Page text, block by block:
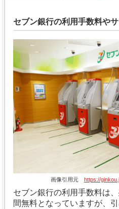
セブン銀行の利用手数料や
画像引用元 https://
セブン銀行の利用手数料は
間無料となっていますが、